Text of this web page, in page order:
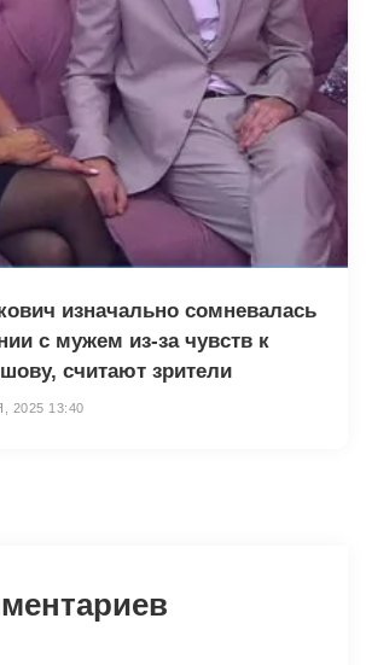
изначально сомневалась
с мужем из-за чувств к
считают зрители
2025 13:40